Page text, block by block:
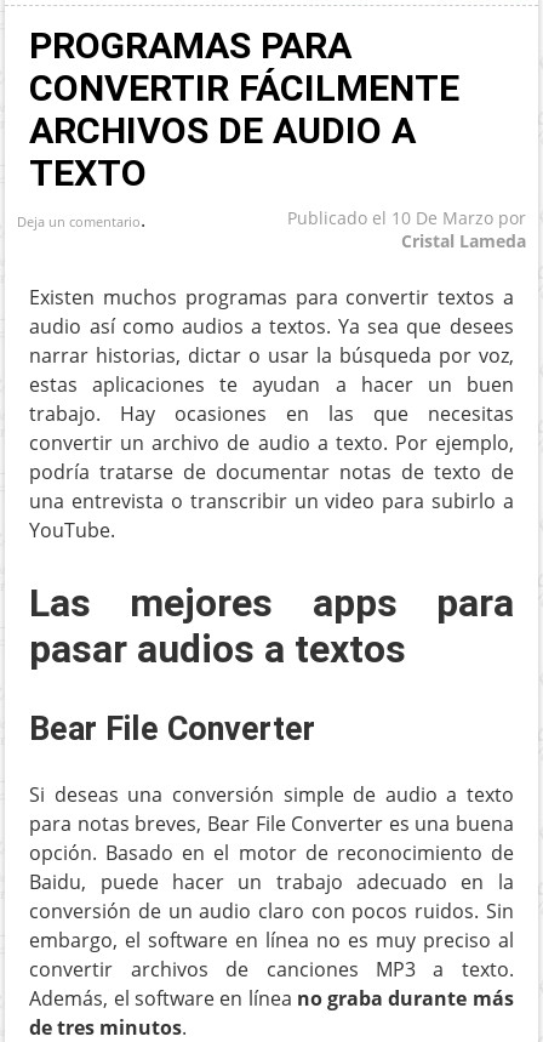
PROGRAMAS PARA
CONVERTIR FÁCILMENTE
ARCHIVOS DE AUDIO A
TEXTO
Publicado el 10 De Marzopor
Cristal Lameda
Deja un comentario.
Existen muchos programas para convertir textos a
audio así como audios a textos. Ya sea que desees
narrar historias, dictar o usar la búsqueda por voz,
estas aplicaciones te ayudan a hacer un buen
trabajo. Hay ocasiones en las que necesitas
convertir un archivo de audio a texto. Por ejemplo,
podría tratarse de documentar notas de texto de
una entrevista o transcribir un video para subirlo a
YouTube.
Las mejores apps para
pasar audios a textos
Bear File Converter
Si deseas una conversión simple de audio a texto
para notas breves, Bear File Converter es una buena
opción. Basado en el motor de reconocimiento de
Baidu, puede hacer un trabajo adecuado en la
conversión de un audio claro con pocos ruidos. Sin
embargo, el software en línea no es muy preciso al
convertir archivos de canciones MP3 a texto.
Además, el software en línea no graba durante más
de tres minutos.